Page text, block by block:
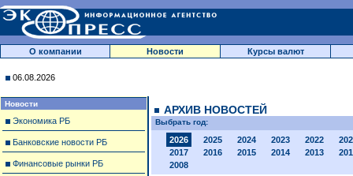
О компании Новости Курсы валют
06.08.2026
Новости
Экономика РБ
Банковские новости РБ
Финансовые рынки РБ
АРХИВ НОВОСТЕЙ
Выбрать год:
2026 2025 2024 2023 2022
2017
2016 2015 2014 2013
2008